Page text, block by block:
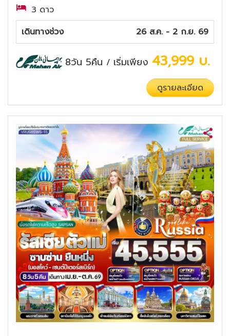
3 ดาว
เดินทางช่วง
26 ส.ค. - 2 ก.ย. 69
8วัน 5คืน / เริ่มเพียง 43,999 บ.
ดูรายละเอียด